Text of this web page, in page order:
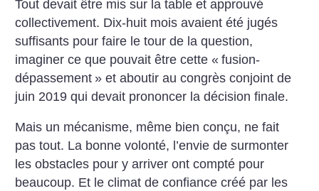
Tout devait être mis sur la table et approuvé
collectivement. Dix-huit mois avaient été jugés
suffisants pour faire le tour de la question,
imaginer ce que pouvait être cette « fusion-
dépassement » et aboutir au congrès conjoint de
juin 2019 qui devait prononcer la décision finale.
Mais un mécanisme, même bien conçu, ne fait
pas tout. La bonne volonté, l’envie de surmonter
les obstacles pour y arriver ont compté pour
beaucoup. Et le climat de confiance créé par les